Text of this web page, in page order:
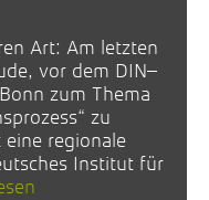
Art: Am letzten
vor dem DIN–
zum Thema
zu
eine regionale
Institut für